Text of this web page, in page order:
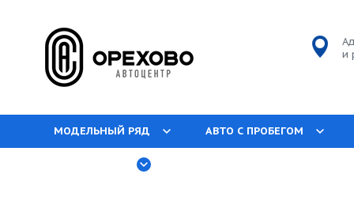
и
МОДЕЛЬНЫЙ РЯД АВТО С ПРОБЕГОМ